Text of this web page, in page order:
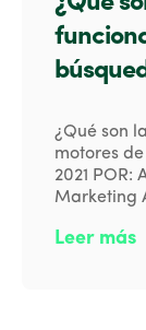
¿Qué son
motores
2021 POR:
Marketing
Leer más